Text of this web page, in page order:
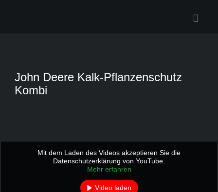
John Deere Kalk-Pflanzenschutz
Kombi
Mit dem Laden des Videos akzeptieren Sie die
Datenschutzerklärung von YouTube.
Mehr erfahren
Video laden